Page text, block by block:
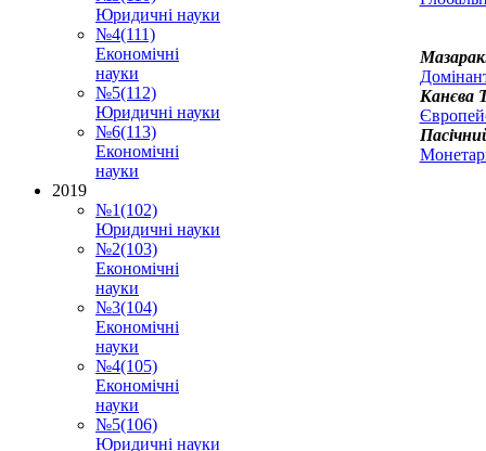
Канєва
Юридичні науки
№4(111)
Економічні
науки
№5(112)
Юридичні науки
№6(113)
Економічні
науки
2019
№1(102)
Юридичні науки
№2(103)
Економічні
науки
№3(104)
Економічні
науки
№4(105)
Економічні
науки
№5(106)
Юридичні науки